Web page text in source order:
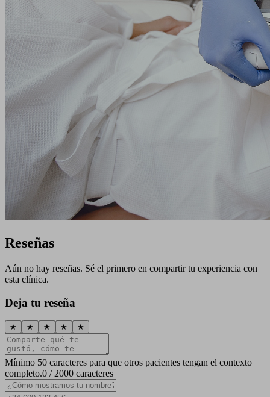
Reseñas
Aún no hay reseñas. Sé el primero en compartir tu experiencia con
esta clínica.
Deja tu reseña
★ ★ ★ ★ ★
Mínimo 50 caracteres para que otros pacientes tengan el contexto
completo.0 / 2000 caracteres